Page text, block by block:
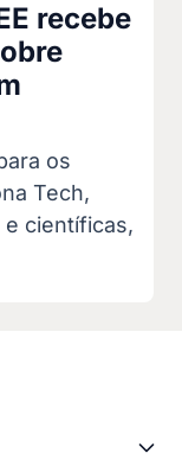
recebe
os
Tech,
científicas,